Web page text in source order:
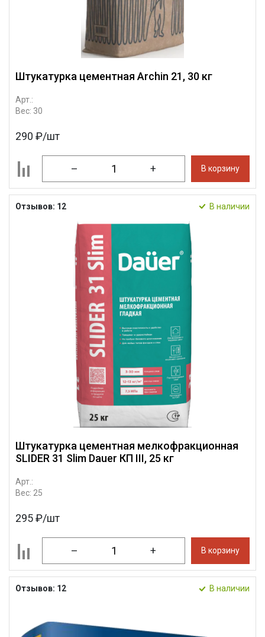
Штукатурка цементная Archin 21, 30 кг
Арт.:
Вес: 30
290 ₽/шт
– + В корзину
Отзывов: 12 В наличии
Штукатурка цементная мелкофракционная
SLIDER 31 Slim Dauer КП III, 25 кг
Арт.:
Вес: 25
295 ₽/шт
– + В корзину
Отзывов: 12 В наличии